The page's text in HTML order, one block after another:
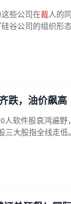
些公司在裁人的
谷公司的组织形
跌，油价飙高
人软件股哀鸿遍
三大股指全线走